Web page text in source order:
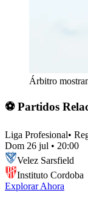
Árbitro
⚽ Partidos
Liga Profesional•
Dom 26 jul • 20:00
Velez Sarsfield
Instituto Cordoba
Explorar Ahora